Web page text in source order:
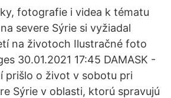
fotografie i videa k tématu
severe Sýrie si vyžiadal
na životoch Ilustračné foto
30.01.2021 17:45 DAMASK -
prišlo o život v sobotu pri
Sýrie v oblasti, ktorú spravujú